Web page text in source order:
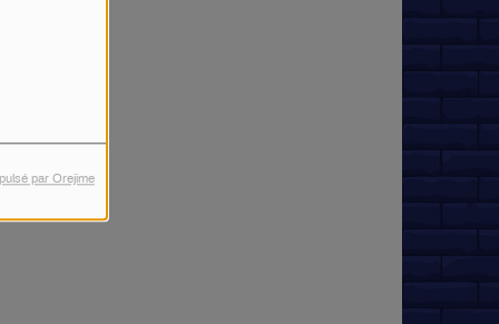
par Orejime